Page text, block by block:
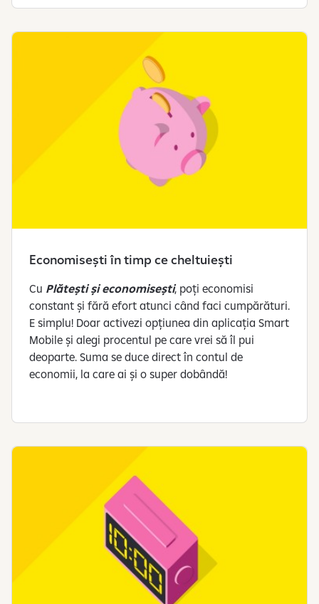
Economisești în timp ce cheltuiești
Cu Plătești și economisești, poți economisi
constant și fără efort atunci când faci cumpărături.
E simplu! Doar activezi opțiunea din aplicația Smart
Mobile și alegi procentul pe care vrei să îl pui
deoparte. Suma se duce direct în contul de
economii, la care ai și o super dobândă!